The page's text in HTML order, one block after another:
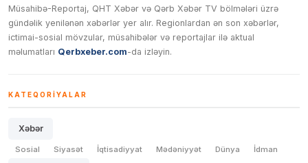
Müsahibə-Reportaj, QHT Xəbər və Qərb Xəbər TV bölmələri üzrə
gündəlik yenilənən xəbərlər yer alır. Regionlardan ən son xəbərlər,
ictimai-sosial mövzular, müsahibələr və reportajlar ilə aktual
məlumatları Qerbxeber.com-da izləyin.
KATEQORIYALAR
Xəbər
Sosial Siyasət İqtisadiyyat Mədəniyyət Dünya İdman